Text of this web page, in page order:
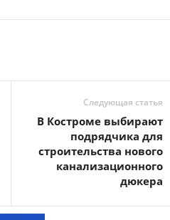
Следующая статья
В Костроме выбирают
подрядчика для
строительства нового
канализационного
дюкера